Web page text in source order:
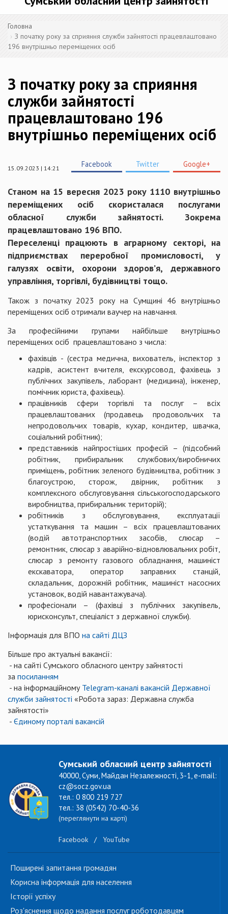
Головна
З початку року за сприяння служби зайнятості працевлаштовано
196 внутрішньо переміщених осіб
З початку року за сприяння
служби зайнятості
працевлаштовано 196
внутрішньо переміщених осіб
15.09.2023 | 14:21 Facebook Twitter Google+
Станом на 15 вересня 2023 року 1110 внутрішньо
переміщених осіб скористалася послугами
обласної служби зайнятості. Зокрема
працевлаштовано 196 ВПО.
Переселенці працюють в аграрному секторі, на
підприємствах переробної промисловості, у
галузях освіти, охорони здоров’я, державного
управління, торгівлі, будівництві тощо.
Також з початку 2023 року на Cумщині 46 внутрішньо
переміщених осіб отримали ваучер на навчання.
За професійними групами найбільше внутрішньо
переміщених осіб працевлаштовано з числа:
фахівців - (сестра медична, вихователь, інспектор з
кадрів, асистент вчителя, екскурсовод, фахівець з
публічних закупівель, лаборант (медицина), інженер,
помічник юриста, фахівець).
працівників сфери торгівлі та послуг – всіх
працевлаштованих (продавець продовольчих та
непродовольчих товарів, кухар, кондитер, швачка,
соціальний робітник);
представників найпростіших професій – (підсобний
робітник, прибиральник службових/виробничих
приміщень, робітник зеленого будівництва, робітник з
благоустрою, сторож, двірник, робітник з
комплексного обслуговування сільськогосподарського
виробництва, прибиральник територій);
робітників з обслуговування, експлуатації
устаткування та машин – всіх працевлаштованих
(водій автотранспортних засобів, слюсар –
ремонтник, слюсар з аварійно-відновлювальних робіт,
слюсар з ремонту газового обладнання, машиніст
екскаватора, оператор заправних станцій,
складальник, дорожній робітник, машиніст насосних
установок, водій навантажувача).
професіонали – (фахівці з публічних закупівель,
юрисконсульт, спеціаліст з державної служби).
Інформація для ВПО на сайті ДЦЗ
Більше про актуальні вакансії:
- на сайті Cумського обласного центру зайнятості
за посиланням
- на інформаційному Telegram-каналі вакансій Державної
служби зайнятості «Робота зараз: Державна служба
зайнятості»
- Єдиному порталі вакансій
Сумський обласний центр зайнятості
40000, Суми, Майдан Незалежності, 3-1, e-mail:
cz@socz.gov.ua
тел.: 0 800 219 727
тел.: 38 (0542) 70-40-36
(переглянути на карті)
Facebook / YouTube
Поширені запитання громадян
Корисна інформація для населення
Історії успіху
Роз'яснення щодо надання послуг роботодавцям